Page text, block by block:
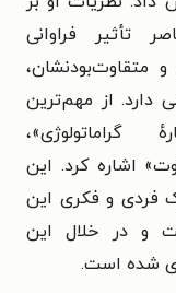
تأثیر فراوانی
متقاوت‌بودنشان،
دارد. از مهم‌ترین
گراماتولوژی»،
اشاره کرد. این
فردی و فکری این
و در خلال این
شده است.